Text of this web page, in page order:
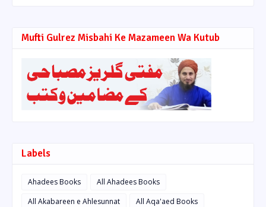
Mufti Gulrez Misbahi Ke Mazameen Wa Kutub
Labels
Ahadees Books
All Ahadees Books
All Akabareen e Ahlesunnat
All Aqa'aed Books